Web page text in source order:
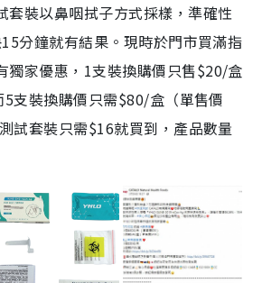
套裝以鼻咽拭子方式採樣，準確性
分鐘就有結果。現時於門市買滿指
獨家優惠，1支裝換購價只售$20/盒
5支裝換購價只需$80/盒（單售價
試套裝只需$16就買到，產品數量